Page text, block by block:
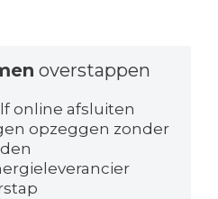
overstappen
online afsluiten
opzeggen zonder